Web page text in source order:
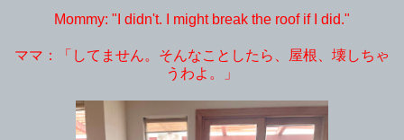
Mommy: "I didn't. I might break the roof if I did."
ママ：「してません。そんなことしたら、屋根、壊しちゃ
うわよ。」